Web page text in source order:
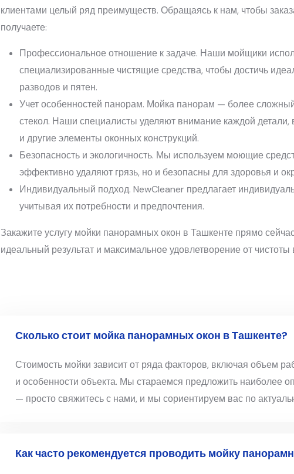
клиентами целый ряд преимуществ. Обращаясь к нам, чтобы
получаете:
Профессиональное отношение к задаче. Наши мойщики
специализированные чистящие средства, чтобы достичь
разводов и пятен.
Учет особенностей панорам. Мойка панорам — более
стекол. Наши специалисты уделяют внимание каждой
и другие элементы оконных конструкций.
Безопасность и экологичность. Мы используем моющие
эффективно удаляют грязь, но и безопасны для здоровья и
Индивидуальный подход. NewCleaner предлагает
учитывая их потребности и предпочтения.
Закажите услугу мойки панорамных окон в Ташкенте прямо
идеальный результат и максимальное удовлетворение от